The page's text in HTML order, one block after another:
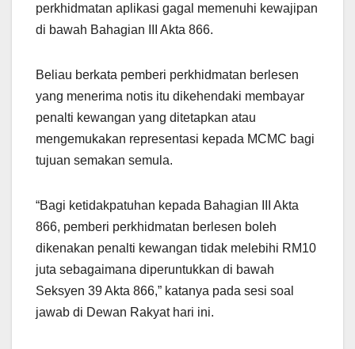
perkhidmatan aplikasi gagal memenuhi kewajipan
di bawah Bahagian III Akta 866.
Beliau berkata pemberi perkhidmatan berlesen
yang menerima notis itu dikehendaki membayar
penalti kewangan yang ditetapkan atau
mengemukakan representasi kepada MCMC bagi
tujuan semakan semula.
“Bagi ketidakpatuhan kepada Bahagian III Akta
866, pemberi perkhidmatan berlesen boleh
dikenakan penalti kewangan tidak melebihi RM10
juta sebagaimana diperuntukkan di bawah
Seksyen 39 Akta 866,” katanya pada sesi soal
jawab di Dewan Rakyat hari ini.